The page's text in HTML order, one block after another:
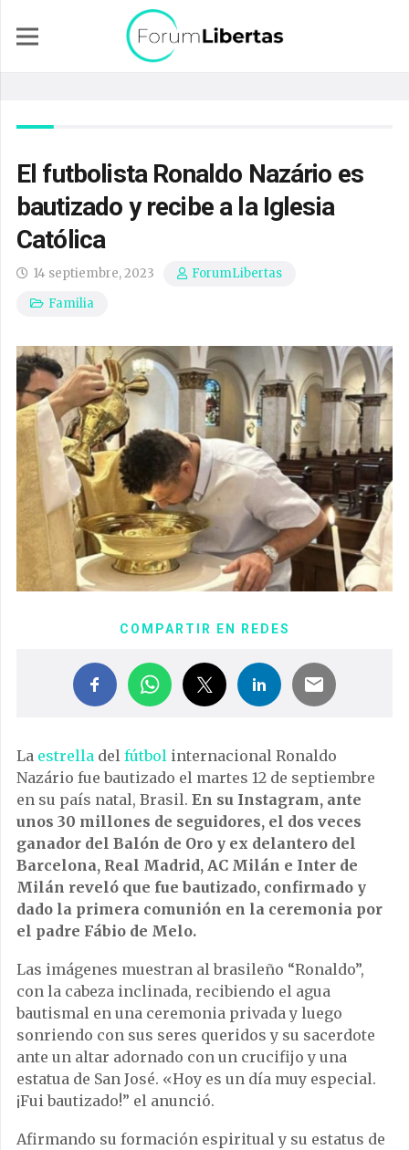
El futbolista Ronaldo Nazário es
bautizado y recibe a la Iglesia
Católica
14 septiembre, 2023
ForumLibertas
Familia
COMPARTIR EN REDES
La estrella del fútbol internacional Ronaldo
Nazário fue bautizado el martes 12 de septiembre
en su país natal, Brasil. En su Instagram, ante
unos 30 millones de seguidores, el dos veces
ganador del Balón de Oro y ex delantero del
Barcelona, Real Madrid, AC Milán e Inter de
Milán reveló que fue bautizado, confirmado y
dado la primera comunión en la ceremonia por
el padre Fábio de Melo.
Las imágenes muestran al brasileño “Ronaldo”,
con la cabeza inclinada, recibiendo el agua
bautismal en una ceremonia privada y luego
sonriendo con sus seres queridos y su sacerdote
ante un altar adornado con un crucifijo y una
estatua de San José. «Hoy es un día muy especial.
¡Fui bautizado!” el anunció.
Afirmando su formación espiritual y su estatus de